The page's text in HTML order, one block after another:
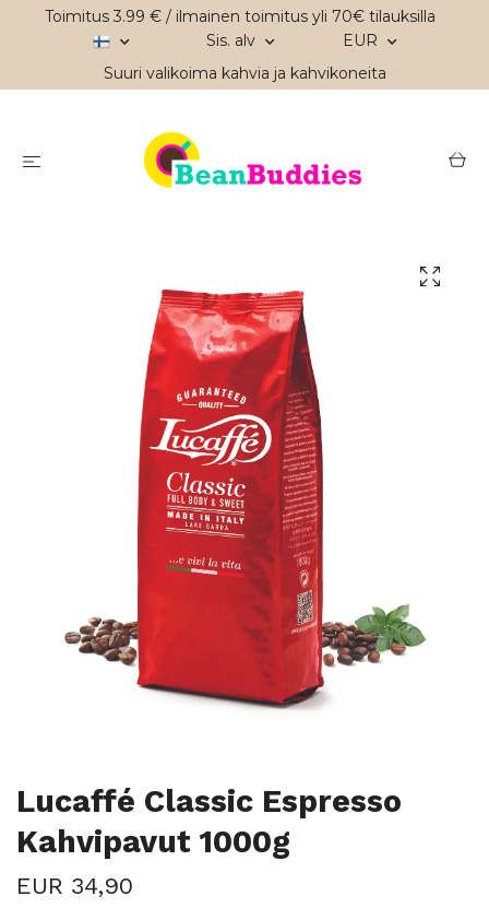
Toimitus 3.99 € / ilmainen toimitus yli 70€ tilauksilla
Sis. alv
EUR
Suuri valikoima kahvia ja kahvikoneita
Lucaffé Classic Espresso
Kahvipavut 1000g
EUR 34,90